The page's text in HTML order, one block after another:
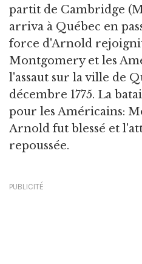
partit de Cambridge
arriva à Québec en
force d'Arnold
Montgomery et les
l'assaut sur la ville de
décembre 1775. La
pour les Américains:
Arnold fut blessé et
repoussée.
PUBLICITÉ